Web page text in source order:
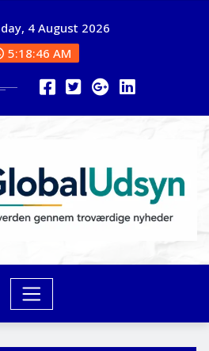
4 August 2026
5:18:48 AM